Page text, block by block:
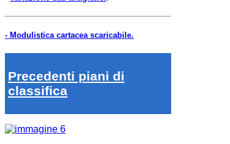
- Modulistica cartacea scaricabile.
Precedenti piani di
classifica